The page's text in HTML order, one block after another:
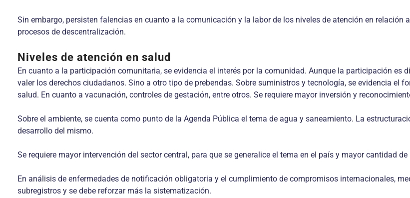
Sin embargo, persisten falencias en cuanto a la comunicación y la labor de los niveles de atención en
procesos de descentralización.
Niveles de atención en salud
En cuanto a la participación comunitaria, se evidencia el interés por la comunidad. Aunque la participación es
valer los derechos ciudadanos. Sino a otro tipo de prebendas. Sobre suministros y tecnología, se evidencia el
salud. En cuanto a vacunación, controles de gestación, entre otros. Se requiere mayor inversión y
Sobre el ambiente, se cuenta como punto de la Agenda Pública el tema de agua y saneamiento. La
desarrollo del mismo.
Se requiere mayor intervención del sector central, para que se generalice el tema en el país y mayor cantidad de
En análisis de enfermedades de notificación obligatoria y el cumplimiento de compromisos internacionales,
subregistros y se debe reforzar más la sistematización.